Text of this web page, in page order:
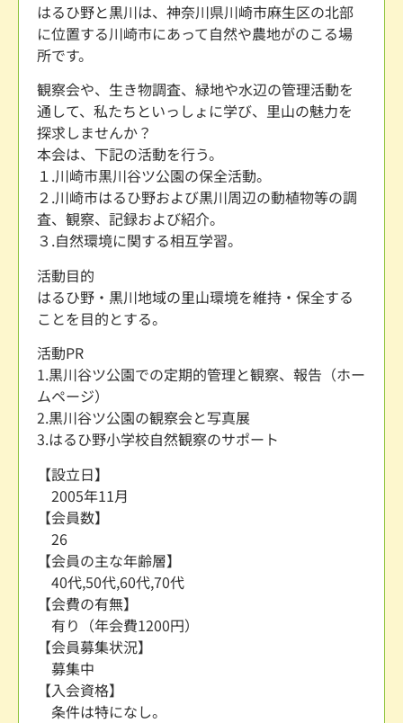
はるひ野と黒川は、神奈川県川崎市麻生区の北部
に位置する川崎市にあって自然や農地がのこる場
所です。
観察会や、生き物調査、緑地や水辺の管理活動を
通して、私たちといっしょに学び、里山の魅力を
探求しませんか？
本会は、下記の活動を行う。
１.川崎市黒川谷ツ公園の保全活動。
２.川崎市はるひ野および黒川周辺の動植物等の調
査、観察、記録および紹介。
３.自然環境に関する相互学習。
活動目的
はるひ野・黒川地域の里山環境を維持・保全する
ことを目的とする。
活動PR
1.黒川谷ツ公園での定期的管理と観察、報告（ホー
ムページ）
2.黒川谷ツ公園の観察会と写真展
3.はるひ野小学校自然観察のサポート
【設立日】
2005年11月
【会員数】
26
【会員の主な年齢層】
40代,50代,60代,70代
【会費の有無】
有り（年会費1200円）
【会員募集状況】
募集中
【入会資格】
条件は特になし。